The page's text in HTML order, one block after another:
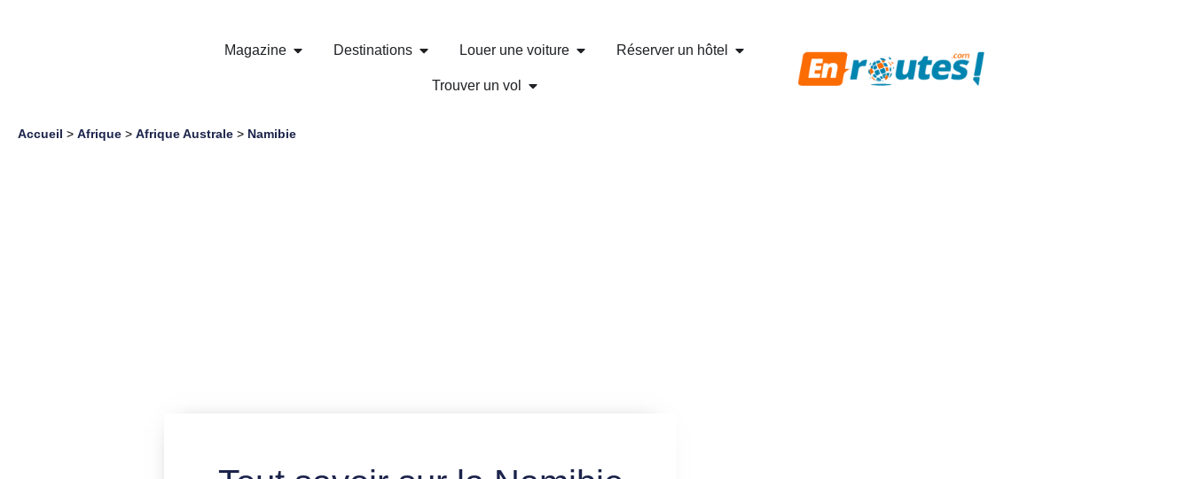
Magazine Destinations Louer une voiture Réserver un hôtel
Trouver un vol
Accueil > Afrique > Afrique Australe > Namibie